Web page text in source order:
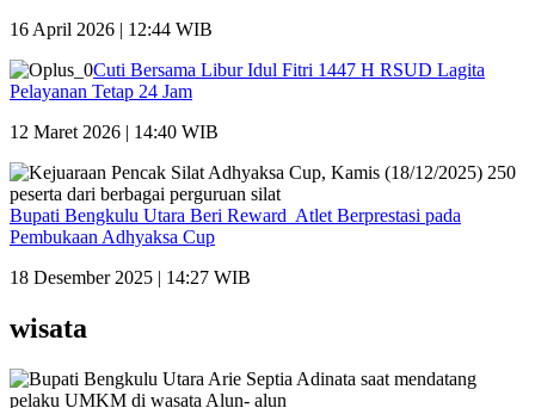
16 April 2026 | 12:44 WIB
Cuti Bersama Libur Idul Fitri 1447 H RSUD Lagita
Pelayanan Tetap 24 Jam
12 Maret 2026 | 14:40 WIB
Bupati Bengkulu Utara Beri Reward Atlet Berprestasi pada
Pembukaan Adhyaksa Cup
18 Desember 2025 | 14:27 WIB
wisata